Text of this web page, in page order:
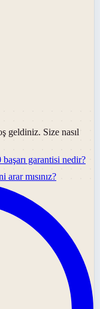
geldiniz. Size nasıl
başarı garantisi nedir?
arar mısınız?